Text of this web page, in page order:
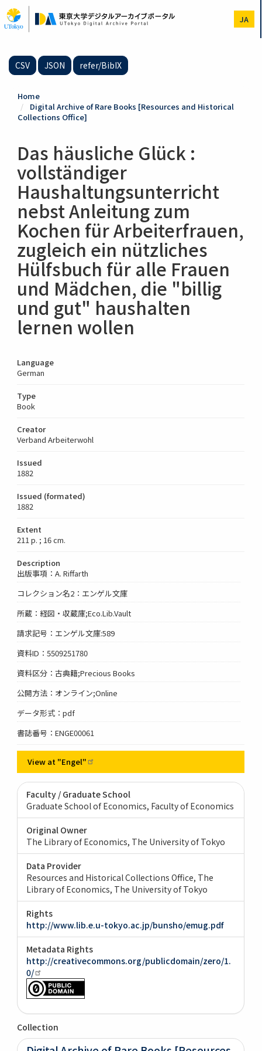
to
main
JA
CSV JSON refer/BibIX
Home
Digital Archive of Rare Books [Resources and Historical
Collections Office]
Das häusliche Glück :
vollständiger
Haushaltungsunterricht
nebst Anleitung zum
Kochen für Arbeiterfrauen,
zugleich ein nützliches
Hülfsbuch für alle Frauen
und Mädchen, die "billig
und gut" haushalten
lernen wollen
Language
German
Type
Book
Creator
Verband Arbeiterwohl
Issued
1882
Issued (formated)
1882
Extent
211 p. ; 16 cm.
Description
出版事項：A. Riffarth
コレクション名2：エンゲル文庫
所蔵：経図・収蔵庫;Eco.Lib.Vault
請求記号：エンゲル文庫:589
資料ID：5509251780
資料区分：古典籍;Precious Books
公開方法：オンライン;Online
データ形式：pdf
書誌番号：ENGE00061
View at "Engel"
Faculty / Graduate School
Graduate School of Economics, Faculty of Economics
Original Owner
The Library of Economics, The University of Tokyo
Data Provider
Resources and Historical Collections Office, The
Library of Economics, The University of Tokyo
Rights
http://www.lib.e.u-tokyo.ac.jp/bunsho/emug.pdf
Metadata Rights
http://creativecommons.org/publicdomain/zero/1.
0/
Collection